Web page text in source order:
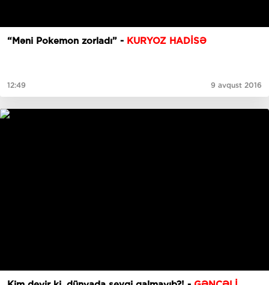
“Məni Pokemon zorladı” - KURYOZ HADİSƏ
12:49 9 avqust 2016